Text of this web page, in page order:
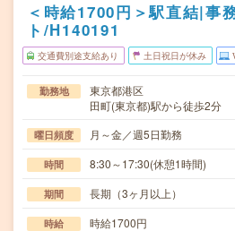
＜時給1700円＞駅直結|事
ト/H140191
交通費別途支給あり 土日祝日が休み
勤務地
東京都港区
田町(東京都)駅から徒歩2分
曜日頻度 月～金／週5日勤務
時間 8:30～17:30(休憩1時間)
期間 長期（3ヶ月以上）
時給 時給1700円